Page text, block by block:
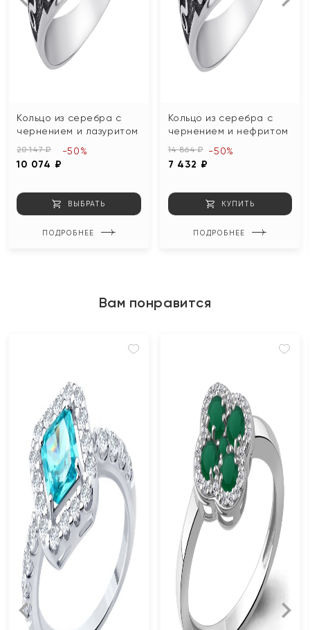
Кольцо из серебра с
чернением и лазуритом
20 147 ₽
10 074 ₽
-50%
ВЫБРАТЬ
ПОДРОБНЕЕ
Кольцо из серебра с
чернением и нефритом
14 864 ₽
7 432 ₽
-50%
КУПИТЬ
ПОДРОБНЕЕ
Вам понравится